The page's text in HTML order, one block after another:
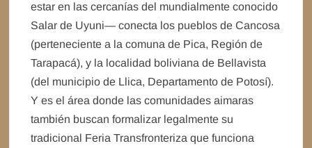
estar en las cercanías del mundialmente conocido
Salar de Uyuni— conecta los pueblos de Cancosa
(perteneciente a la comuna de Pica, Región de
Tarapacá), y la localidad boliviana de Bellavista
(del municipio de Llica, Departamento de Potosí).
Y es el área donde las comunidades aimaras
también buscan formalizar legalmente su
tradicional Feria Transfronteriza que funciona